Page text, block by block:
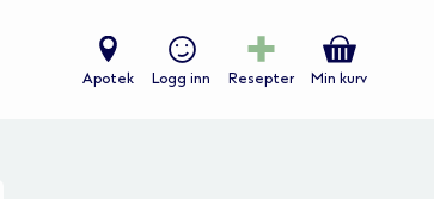
Apotek Logg inn Resepter Min kurv